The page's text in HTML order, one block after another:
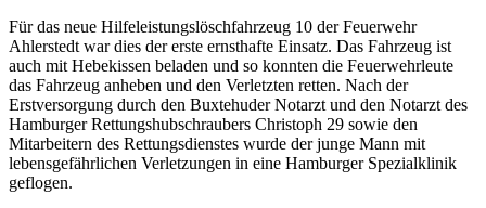
Für das neue Hilfeleistungslöschfahrzeug 10 der Feuerwehr
Ahlerstedt war dies der erste ernsthafte Einsatz. Das Fahrzeug ist
auch mit Hebekissen beladen und so konnten die Feuerwehrleute
das Fahrzeug anheben und den Verletzten retten. Nach der
Erstversorgung durch den Buxtehuder Notarzt und den Notarzt des
Hamburger Rettungshubschraubers Christoph 29 sowie den
Mitarbeitern des Rettungsdienstes wurde der junge Mann mit
lebensgefährlichen Verletzungen in eine Hamburger Spezialklinik
geflogen.